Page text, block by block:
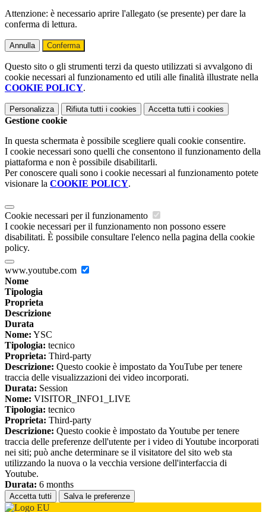
Attenzione: è necessario aprire l'allegato (se presente) per dare la
conferma di lettura.
Annulla Conferma
Questo sito o gli strumenti terzi da questo utilizzati si avvalgono di
cookie necessari al funzionamento ed utili alle finalità illustrate nella
COOKIE POLICY.
Personalizza Rifiuta tutti i cookies Accetta tutti i cookies
Gestione cookie
In questa schermata è possibile scegliere quali cookie consentire.
I cookie necessari sono quelli che consentono il funzionamento della
piattaforma e non è possibile disabilitarli.
Per conoscere quali sono i cookie necessari al funzionamento potete
visionare la COOKIE POLICY.
Cookie necessari per il funzionamento
I cookie necessari per il funzionamento non possono essere
disabilitati. È possibile consultare l'elenco nella pagina della cookie
policy.
www.youtube.com
Nome
Tipologia
Proprieta
Descrizione
Durata
Nome: YSC
Tipologia: tecnico
Proprieta: Third-party
Descrizione: Questo cookie è impostato da YouTube per tenere
traccia delle visualizzazioni dei video incorporati.
Durata: Session
Nome: VISITOR_INFO1_LIVE
Tipologia: tecnico
Proprieta: Third-party
Descrizione: Questo cookie è impostato da Youtube per tenere
traccia delle preferenze dell'utente per i video di Youtube incorporati
nei siti; può anche determinare se il visitatore del sito web sta
utilizzando la nuova o la vecchia versione dell'interfaccia di
Youtube.
Durata: 6 months
Accetta tutti Salva le preferenze